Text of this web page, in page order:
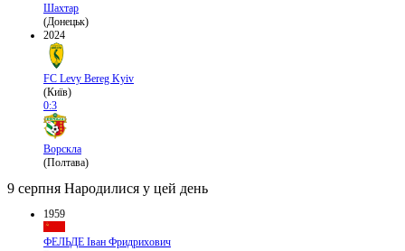
Шахтар
(Донецьк)
2024
FC Levy Bereg Kyiv
(Київ)
0:3
Ворскла
(Полтава)
9 серпня Народилися у цей день
1959
ФЕЛЬДЕ Іван Фридрихович